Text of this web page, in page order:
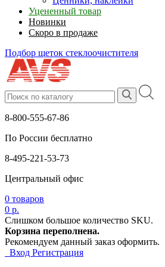
Уцененный товар
Новинки
Скоро в продаже
Подбор щеток стеклоочистителя
8-800-555-67-86
По России бесплатно
8-495-221-53-73
Центральный офис
0 товаров
0 р.
Слишком большое количество SKU.
Корзина переполнена.
Рекомендуем данный заказ оформить.
Вход Регистрация